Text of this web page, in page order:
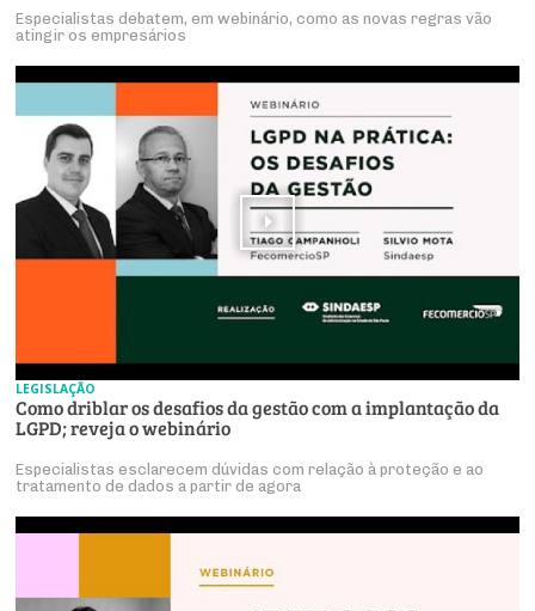
Especialistas debatem, em webinário, como as novas regras vão
atingir os empresários
LEGISLAÇÃO
Como driblar os desafios da gestão com a implantação da
LGPD; reveja o webinário
Especialistas esclarecem dúvidas com relação à proteção e ao
tratamento de dados a partir de agora